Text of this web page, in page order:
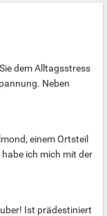
dem Alltagsstress
Neben
einem Ortsteil
ich mich mit der
Ist prädestiniert